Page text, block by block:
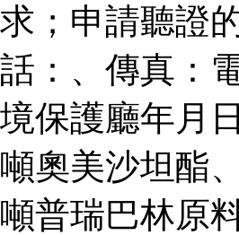
求；申請聽證
話：、傳真：
境保護廳年月
噸奧美沙坦酯
噸普瑞巴林原